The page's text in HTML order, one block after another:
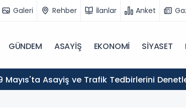
Galeri Rehber İlanlar Anket
GÜNDEM ASAYİŞ EKONOMİ SİYASET
Mayıs'ta Asayiş ve Trafik Tedbirlerini